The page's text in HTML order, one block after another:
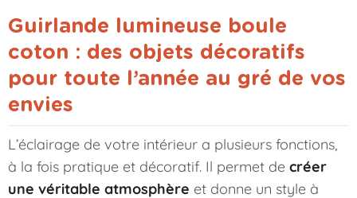
Guirlande lumineuse boule
coton : des objets décoratifs
pour toute l’année au gré de vos
envies
L’éclairage de votre intérieur a plusieurs fonctions,
à la fois pratique et décoratif. Il permet de créer
une véritable atmosphère et donne un style à